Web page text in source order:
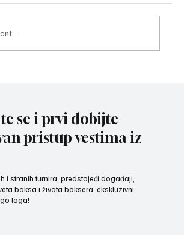
se i prvi dobijte
pristup vestima iz
i stranih turnira, predstojeći događaji,
boksa i života boksera, ekskluzivni
toga!